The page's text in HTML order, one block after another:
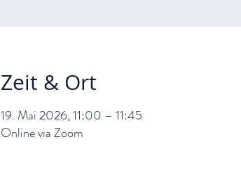
Zeit & Ort
19. Mai 2026, 11:00 – 11:45
Online via Zoom